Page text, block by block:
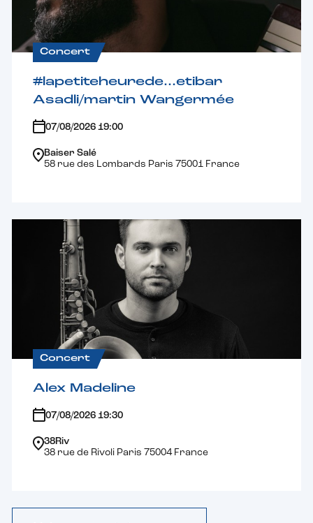
Concert
#lapetiteheurede…etibar
Asadli/martin Wangermée
07/08/2026 19:00
Baiser Salé
58 rue des Lombards Paris 75001 France
Concert
Alex Madeline
07/08/2026 19:30
38Riv
38 rue de Rivoli Paris 75004 France